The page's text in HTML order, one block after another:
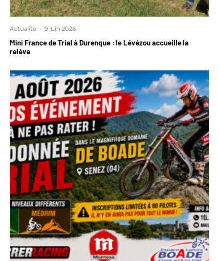
Actualité · 9 juin 2026
Mini France de Trial à Durenque : le Lévézou accueille la
relève